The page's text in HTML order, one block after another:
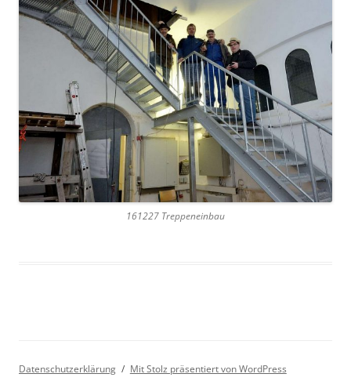
161227 Treppeneinbau
Datenschutzerklärung Mit Stolz präsentiert von WordPress